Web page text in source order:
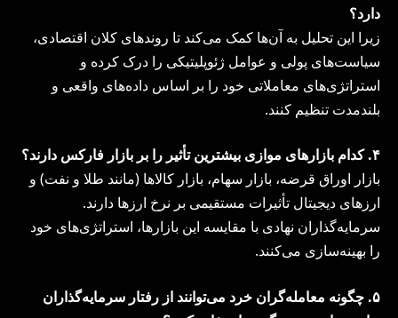
دارد؟
زیرا این تحلیل به آن‌ها کمک می‌کند تا روندهای کلان اقتصادی،
سیاست‌های پولی و عوامل ژئوپلیتیکی را درک کرده و
استراتژی‌های معاملاتی خود را بر اساس داده‌های واقعی و
بلندمدت تنظیم کنند.
۴. کدام بازارهای موازی بیشترین تأثیر را بر بازار فارکس دارند؟
بازار اوراق قرضه، بازار سهام، بازار کالاها (مانند طلا و نفت) و
ارزهای دیجیتال تأثیرات مستقیمی بر نرخ ارزها دارند.
سرمایه‌گذاران نهادی با مقایسه این بازارها، استراتژی‌های خود
را بهینه‌سازی می‌کنند.
۵. چگونه معامله‌گران خرد می‌توانند از رفتار سرمایه‌گذاران